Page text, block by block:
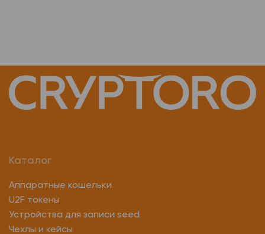
Каталог
Аппаратные кошельки
U2F токены
Устройства для записи seed
Чехлы и кейсы